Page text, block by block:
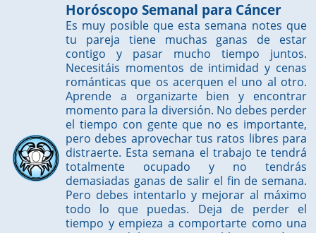
Horóscopo Semanal para Cáncer
Es muy posible que esta semana notes que
tu pareja tiene muchas ganas de estar
contigo y pasar mucho tiempo juntos.
Necesitáis momentos de intimidad y cenas
románticas que os acerquen el uno al otro.
Aprende a organizarte bien y encontrar
momento para la diversión. No debes perder
el tiempo con gente que no es importante,
pero debes aprovechar tus ratos libres para
distraerte. Esta semana el trabajo te tendrá
totalmente ocupado y no tendrás
demasiadas ganas de salir el fin de semana.
Pero debes intentarlo y mejorar al máximo
todo lo que puedas. Deja de perder el
tiempo y empieza a comportarte como una